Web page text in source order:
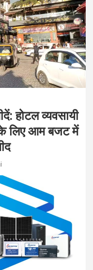
होटल व्यवसायी
के लिए आम बजट में